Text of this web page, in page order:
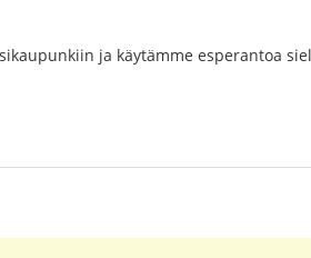
ja käytämme esperantoa